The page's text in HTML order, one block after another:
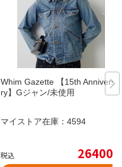
Whim Gazette 【15th Anniversa
ry】Gジャン/未使用
マイストア在庫： 4594
税込 26400